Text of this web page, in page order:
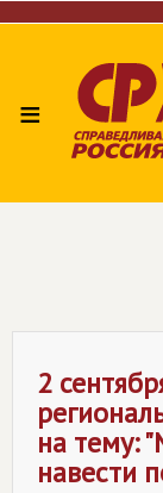
≡
2
на тему:
навести